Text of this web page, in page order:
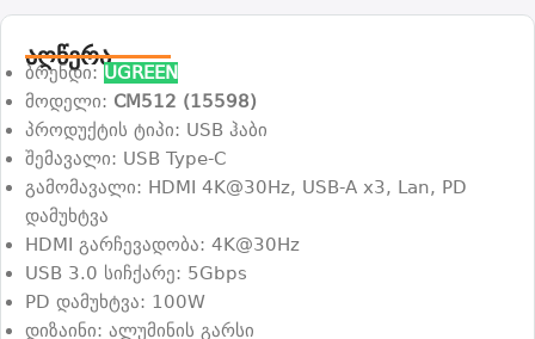
აღწერა
ბრენდი: UGREEN
მოდელი: CM512 (15598)
პროდუქტის ტიპი: USB ჰაბი
შემავალი: USB Type-C
გამომავალი: HDMI 4K@30Hz, USB-A x3, Lan, PD
დამუხტვა
HDMI გარჩევადობა: 4K@30Hz
USB 3.0 სიჩქარე: 5Gbps
PD დამუხტვა: 100W
დიზაინი: ალუმინის გარსი